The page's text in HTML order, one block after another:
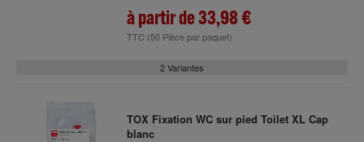
à partir de33,98 €
TTC (50 Pièce par paquet)
2 Variantes
TOX Fixation WC sur pied Toilet XL Cap
blanc